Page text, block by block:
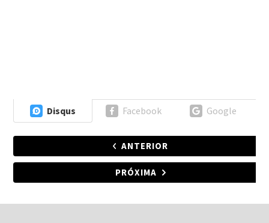
Disqus Facebook Google
ANTERIOR
PRÓXIMA